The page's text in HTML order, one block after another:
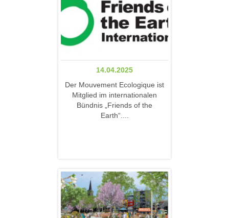
14.04.2025
Der Mouvement Ecologique ist
Mitglied im internationalen
Bündnis „Friends of the
Earth“....